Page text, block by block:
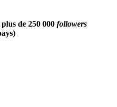
de 250 000 followers